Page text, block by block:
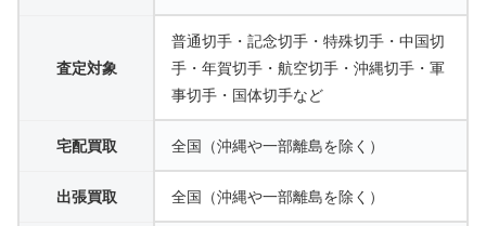
査定対象
普通切手・記念切手・特殊切手・中国切
手・年賀切手・航空切手・沖縄切手・軍
事切手・国体切手など
宅配買取 全国（沖縄や一部離島を除く）
出張買取 全国（沖縄や一部離島を除く）